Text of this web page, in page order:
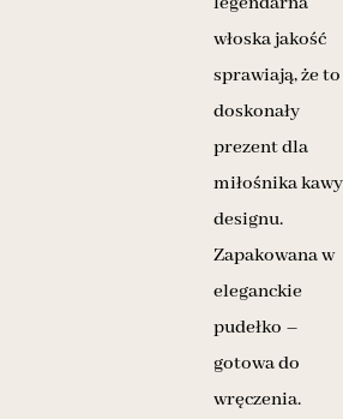
włoska jakość
sprawiają, że to
doskonały
prezent dla
miłośnika
designu.
Zapakowana w
eleganckie
pudełko –
gotowa do
wręczenia.